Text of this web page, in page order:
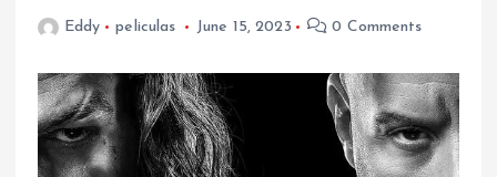
Eddy peliculas June 15, 2023 0 Comments